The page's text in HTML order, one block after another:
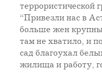
террористической
“Привезли нас в
больше жен
там не хватило, и
сад благоухал
жилища и работу,